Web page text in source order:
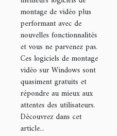
montage de vidéo plus
performant avec de
nouvelles fonctionnalités
et vous ne parvenez pas.
Ces logiciels de montage
vidéo sur Windows sont
quasiment gratuits et
répondre au mieux aux
attentes des utilisateurs.
Découvrez dans cet
article...